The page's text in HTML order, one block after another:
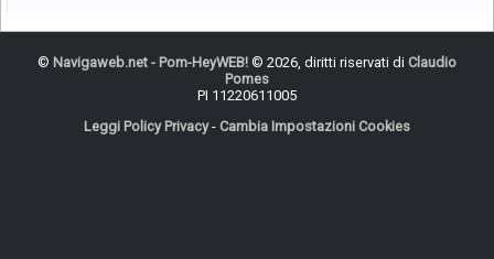
© Navigaweb.net - Pom-HeyWEB! © 2026, diritti riservati di Claudio
Pomes
PI 11220611005
Leggi Policy Privacy- Cambia Impostazioni Cookies